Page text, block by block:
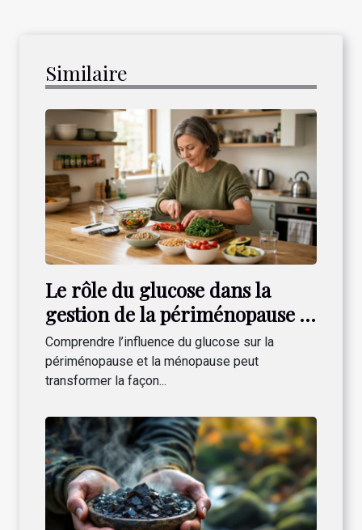
Similaire
Le rôle du glucose dans la
gestion de la périménopause et
de la ménopause
Comprendre l’influence du glucose sur la
périménopause et la ménopause peut
transformer la façon...